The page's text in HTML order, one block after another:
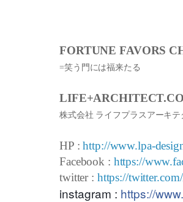
FORTUNE FAVORS
=笑う門には福来たる
株式会社 ライフプラスアーキテ
HP :http://www.lpa-
Facebook : https://
twitter : https://
instagram : https://